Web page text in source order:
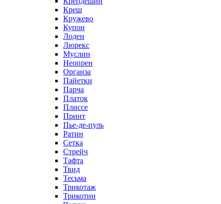
Креш
Кружево
Купон
Лоден
Люрекс
Муслин
Неопрен
Органза
Пайетки
Парча
Платок
Плиссе
Принт
Пье-де-пуль
Ратин
Сетка
Стрейч
Тафта
Твид
Тесьма
Трикотаж
Трикотин